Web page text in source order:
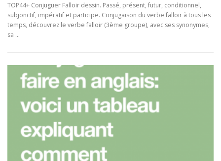
TOP44+ Conjuguer Falloir dessin. Passé, présent, futur, conditionnel,
subjonctif, impératif et participe. Conjugaison du verbe falloir à tous les
temps, découvrez le verbe falloir (3ème groupe), avec ses synonymes,
sa …